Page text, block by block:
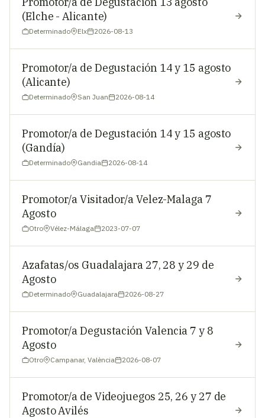
(Elche - Alicante)
Determinado Elx 2026-08-13
Promotor/a de Degustación 14 y 15 agosto
(Alicante)
Determinado San Juan 2026-08-14
Promotor/a de Degustación 14 y 15 agosto
(Gandía)
Determinado Gandia 2026-08-14
Promotor/a Visitador/a Velez-Malaga 7
Agosto
Otro Vélez-Málaga 2023-07-07
Azafatas/os Guadalajara 27, 28 y 29 de
Agosto
Determinado Guadalajara 2026-08-27
Promotor/a Degustación Valencia 7 y 8
Agosto
Otro Campanar, València 2026-08-07
Promotor/a de Videojuegos 25, 26 y 27 de
Agosto Avilés